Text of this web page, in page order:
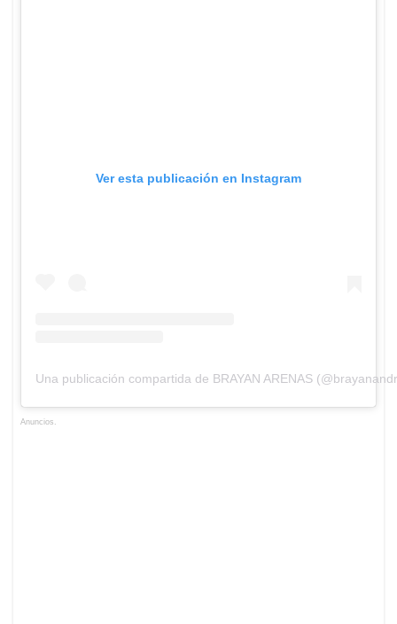
Ver esta publicación en Instagram
Una publicación compartida de BRAYAN ARENAS
Anuncios.